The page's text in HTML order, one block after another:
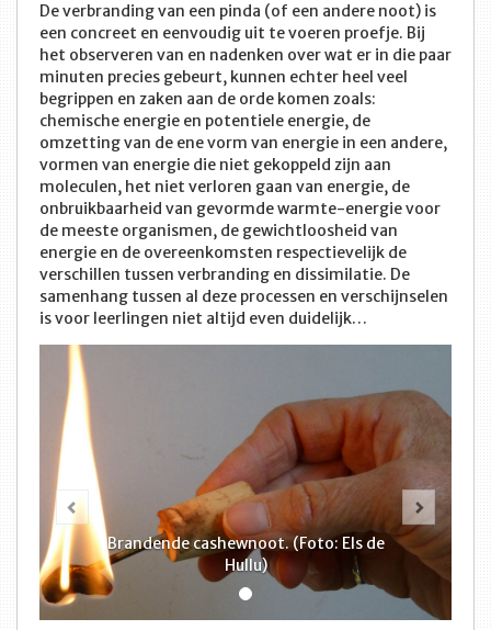
De verbranding van een pinda (of een andere noot) is
een concreet en eenvoudig uit te voeren proefje. Bij
het observeren van en nadenken over wat er in die paar
minuten precies gebeurt, kunnen echter heel veel
begrippen en zaken aan de orde komen zoals:
chemische energie en potentiele energie, de
omzetting van de ene vorm van energie in een andere,
vormen van energie die niet gekoppeld zijn aan
moleculen, het niet verloren gaan van energie, de
onbruikbaarheid van gevormde warmte-energie voor
de meeste organismen, de gewichtloosheid van
energie en de overeenkomsten respectievelijk de
verschillen tussen verbranding en dissimilatie. De
samenhang tussen al deze processen en verschijnselen
is voor leerlingen niet altijd even duidelijk…
Brandende cashewnoot. (Foto: Els de
Hullu)
Vorige